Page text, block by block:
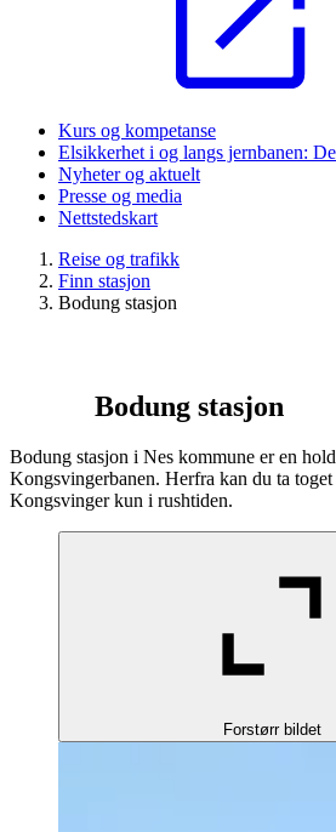
Kurs og kompetanse
Elsikkerhet i og langs jernbanen:
Nyheter og aktuelt
Presse og media
Nettstedskart
Reise og trafikk
Finn stasjon
Bodung stasjon
Bodung stasjon
Bodung stasjon i Nes kommune er en
Kongsvingerbanen. Herfra kan du ta
Kongsvinger kun i rushtiden.
Forstørr bildet